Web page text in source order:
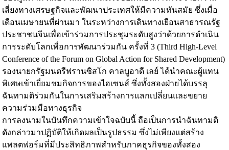
เสี่ยงทางเศรษฐกิจและพัฒนาประเทศให้มีความทันสมัย ซึ่งเมื่อ
เดือนเมษายนที่ผ่านมา ในระหว่างการเดินทางเยือนสาธารณรัฐ
ประชาชนจีนเพื่อเข้าร่วมการประชุมระดับสูงว่าด้วยการดำเนิน
การระดับโลกเพื่อการพัฒนาร่วมกัน ครั้งที่ 3 (Third High-Level
Conference of the Forum on Global Action for Shared Development)
รองนายกรัฐมนตรีฟรานซิสโก คาลบูอาดี เลย์ ได้นำคณะผู้แทน
พิเศษเข้าเยี่ยมชมกิจการของไฮเซนส์ ซึ่งทั้งสองฝ่ายได้บรรลุ
ฉันทามติร่วมกันในการเสริมสร้างการแลกเปลี่ยนและขยาย
ความร่วมมือทางธุรกิจ
การลงนามในบันทึกความเข้าใจฉบับนี้ ถือเป็นการนำฉันทามติ
ดังกล่าวมาปฏิบัติให้เกิดผลเป็นรูปธรรม ซึ่งไม่เพียงแต่สร้าง
แพลตฟอร์มที่มีประสิทธิภาพสำหรับภาคธุรกิจของทั้งสอง